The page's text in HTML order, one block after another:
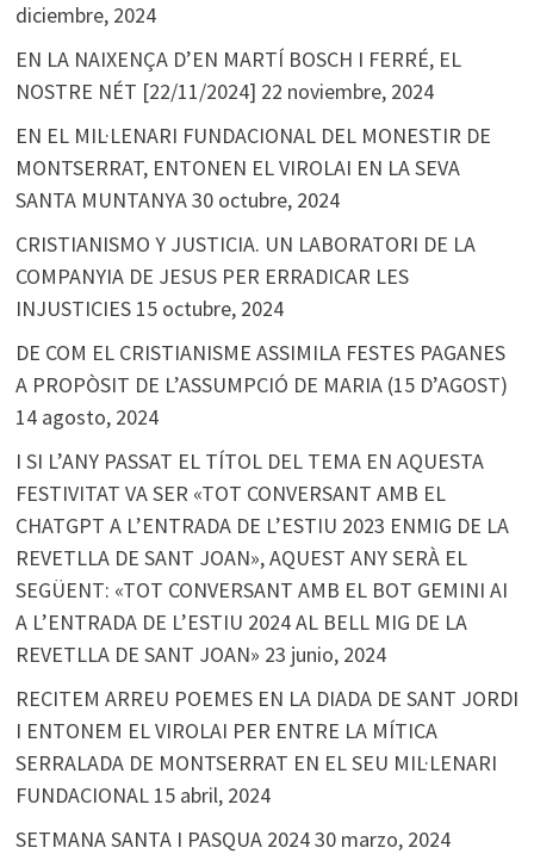
diciembre, 2024
EN LA NAIXENÇA D’EN MARTÍ BOSCH I FERRÉ, EL
NOSTRE NÉT [22/11/2024] 22 noviembre, 2024
EN EL MIL·LENARI FUNDACIONAL DEL MONESTIR DE
MONTSERRAT, ENTONEN EL VIROLAI EN LA SEVA
SANTA MUNTANYA30 octubre, 2024
CRISTIANISMO Y JUSTICIA. UN LABORATORI DE LA
COMPANYIA DE JESUS PER ERRADICAR LES
INJUSTICIES 15 octubre, 2024
DE COM EL CRISTIANISME ASSIMILA FESTES PAGANES
A PROPÒSIT DE L’ASSUMPCIÓ DE MARIA (15 D’AGOST)
14 agosto, 2024
I SI L’ANY PASSAT EL TÍTOL DEL TEMA EN AQUESTA
FESTIVITAT VA SER «TOT CONVERSANT AMB EL
CHATGPT A L’ENTRADA DE L’ESTIU 2023 ENMIG DE LA
REVETLLA DE SANT JOAN», AQUEST ANY SERÀ EL
SEGÜENT: «TOT CONVERSANT AMB EL BOT GEMINI AI
A L’ENTRADA DE L’ESTIU 2024 AL BELL MIG DE LA
REVETLLA DE SANT JOAN» 23 junio, 2024
RECITEM ARREU POEMES EN LA DIADA DE SANT JORDI
I ENTONEM EL VIROLAI PER ENTRE LA MÍTICA
SERRALADA DE MONTSERRAT EN EL SEU MIL·LENARI
FUNDACIONAL 15 abril, 2024
SETMANA SANTA I PASQUA 202430 marzo, 2024